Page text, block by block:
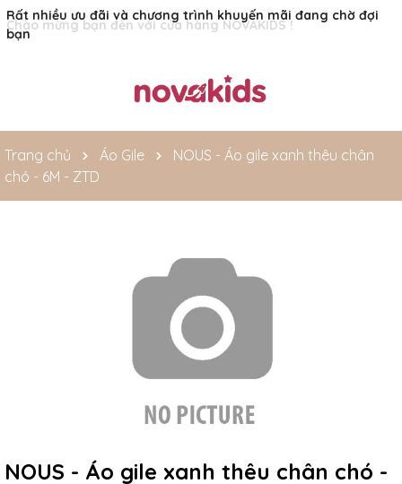
Rất nhiều ưu đãi và chương trình khuyến mãi đang chờ đợi
bạn
Trang chủ Áo Gile
NOUS - Áo gile xanh thêu chân
chó - 6M - ZTD
NOUS - Áo gile xanh thêu chân chó -